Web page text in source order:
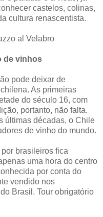
castelos, colinas,
cultura renascentista.
al Velabro
de vinhos
pode deixar de
As primeiras
do século 16, com
portanto, não falta.
últimas décadas, o Chile
de vinho do mundo.
brasileiros fica
uma hora do centro
por conta do
vendido nos
Brasil. Tour obrigatório